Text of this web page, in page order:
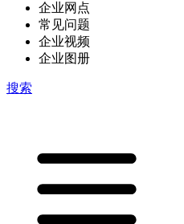
企业网点
常见问题
企业视频
企业图册
搜索